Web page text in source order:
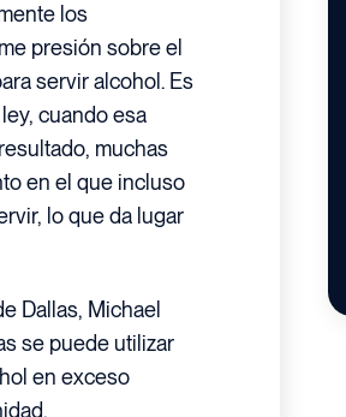
los
presión sobre el
servir alcohol. Es
cuando esa
muchas
en el que incluso
lo que da lugar
Dallas, Michael
se puede utilizar
en exceso